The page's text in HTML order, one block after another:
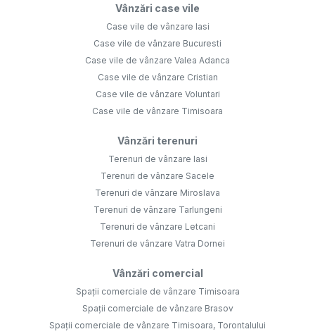
Vânzări case vile
Case vile de vânzare Iasi
Case vile de vânzare Bucuresti
Case vile de vânzare Valea Adanca
Case vile de vânzare Cristian
Case vile de vânzare Voluntari
Case vile de vânzare Timisoara
Vânzări terenuri
Terenuri de vânzare Iasi
Terenuri de vânzare Sacele
Terenuri de vânzare Miroslava
Terenuri de vânzare Tarlungeni
Terenuri de vânzare Letcani
Terenuri de vânzare Vatra Dornei
Vânzări comercial
Spații comerciale de vânzare Timisoara
Spații comerciale de vânzare Brasov
Spații comerciale de vânzare Timisoara, Torontalului